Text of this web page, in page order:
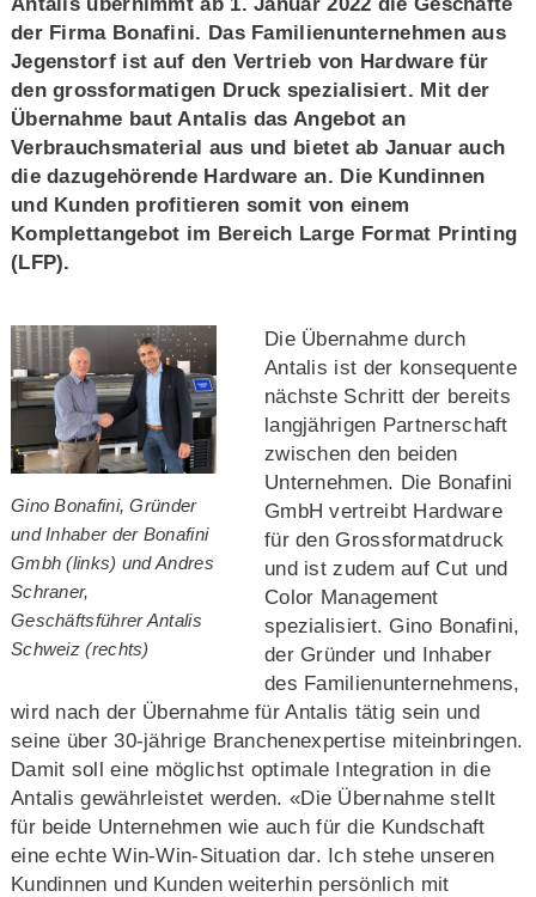
der Firma Bonafini. Das Familienunternehmen aus
Jegenstorf ist auf den Vertrieb von Hardware für
den grossformatigen Druck spezialisiert. Mit der
Übernahme baut Antalis das Angebot an
Verbrauchsmaterial aus und bietet ab Januar auch
die dazugehörende Hardware an. Die Kundinnen
und Kunden profitieren somit von einem
Komplettangebot im Bereich Large Format Printing
(LFP).
Gino Bonafini, Gründer
und Inhaber der Bonafini
Gmbh (links) und Andres
Schraner,
Geschäftsführer Antalis
Schweiz (rechts)
Die Übernahme durch
Antalis ist der konsequente
nächste Schritt der bereits
langjährigen Partnerschaft
zwischen den beiden
Unternehmen. Die Bonafini
GmbH vertreibt Hardware
für den Grossformatdruck
und ist zudem auf Cut und
Color Management
spezialisiert. Gino Bonafini,
der Gründer und Inhaber
des Familienunternehmens,
wird nach der Übernahme für Antalis tätig sein und
seine über 30-jährige Branchenexpertise miteinbringen.
Damit soll eine möglichst optimale Integration in die
Antalis gewährleistet werden. «Die Übernahme stellt
für beide Unternehmen wie auch für die Kundschaft
eine echte Win-Win-Situation dar. Ich stehe unseren
Kundinnen und Kunden weiterhin persönlich mit